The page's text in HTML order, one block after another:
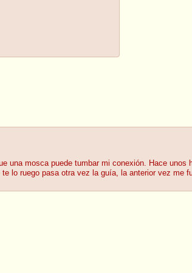
una mosca puede tumbar mi conexión. Hace
lo ruego pasa otra vez la guía, la anterior vez me